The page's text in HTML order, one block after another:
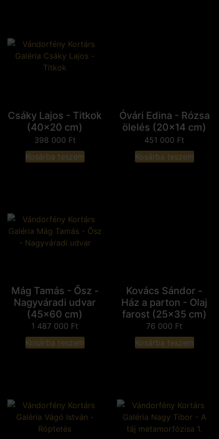
Csáky Lajos - Titkok
(40x20 cm)
398 000 Ft
Kosárba teszem
Óvári Edina - Rózsa
ölelés (20x14 cm)
451 000 Ft
Kosárba teszem
Mág Tamás - Ősz -
Nagyváradi udvar
(45x60 cm)
1 487 000 Ft
Kosárba teszem
Kovács Sándor -
Ház a parton - Olaj
farost (25x35 cm)
76 000 Ft
Kosárba teszem